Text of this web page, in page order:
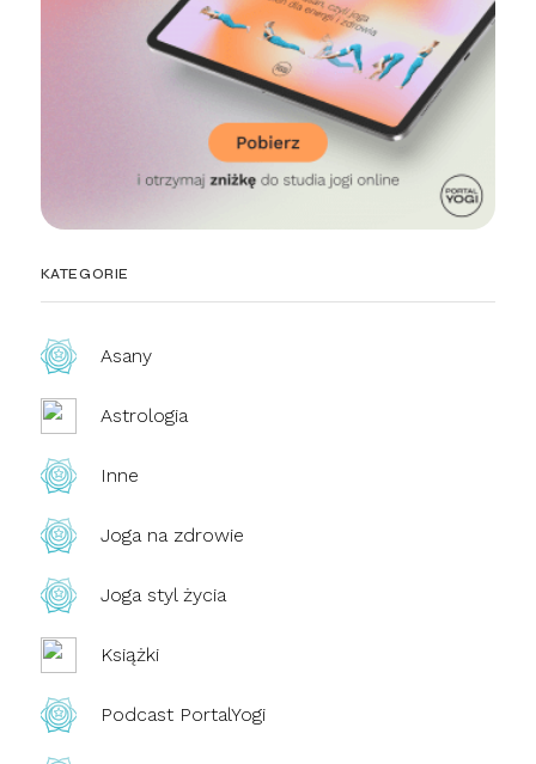
KATEGORIE
Asany
Astrologia
Inne
Joga na zdrowie
Joga styl życia
Książki
Podcast PortalYogi